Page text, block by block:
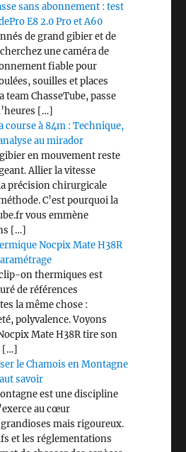
sans abonnement : test
E8 2.0 Pro et A60
de grand gibier et de
une caméra de
fiable pour
souilles et places
team ChasseTube, passe
[…]
course à 84m : Technique,
au mirador
en mouvement reste
Allier la vitesse
précision chirurgicale
C’est pourquoi la
vous emmène
[…]
Nocpix Mate H38R
on thermiques est
de références
la même chose :
polyvalence. Voyons
Mate H38R tire son
[…]
le Chamois en Montagne
savoir
est une discipline
au cœur
grandioses mais rigoureux.
et les réglementations